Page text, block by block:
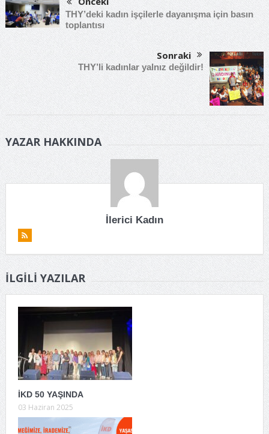
THY’deki kadın işçilerle dayanışma için basın
toplantısı
Sonraki
THY’li kadınlar yalnız değildir!
YAZAR HAKKINDA
İlerici Kadın
İLGILI YAZILAR
İKD 50 YAŞINDA
03 Haziran 2025